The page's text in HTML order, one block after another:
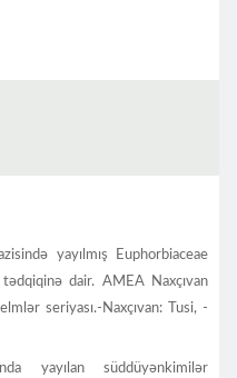
yayılmış Euphorbiaceae
dair. AMEA Naxçıvan
seriyası.-Naxçıvan: Tusi, -
yayılan süddüyənkimilər